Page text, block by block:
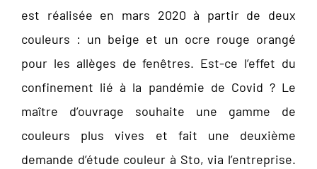
est réalisée en mars 2020 à partir de deux
couleurs : un beige et un ocre rouge orangé
pour les allèges de fenêtres. Est-ce l’effet du
confinement lié à la pandémie de Covid ? Le
maître d’ouvrage souhaite une gamme de
couleurs plus vives et fait une deuxième
demande d’étude couleur à Sto, via l’entreprise.